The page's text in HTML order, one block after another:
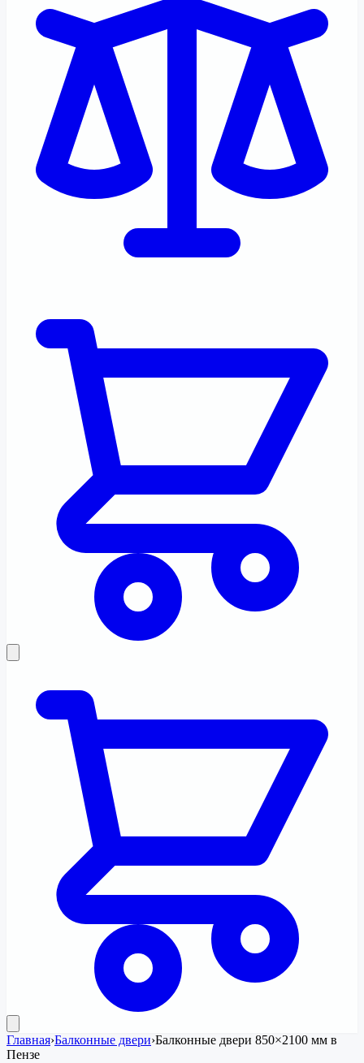
Главная›Балконные двери›Балконные двери 850×2100 мм в
Пензе